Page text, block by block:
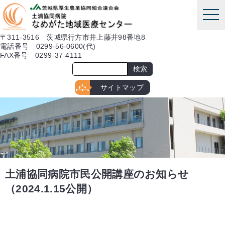
本文へ
〒311-3516 茨城県行方市井上藤井98番地8
電話番号 0299-56-0600(代)
FAX番号 0299-37-4111
サイトマップ
土浦協同病院市民公開講座のお知らせ
（2024.1.15公開）